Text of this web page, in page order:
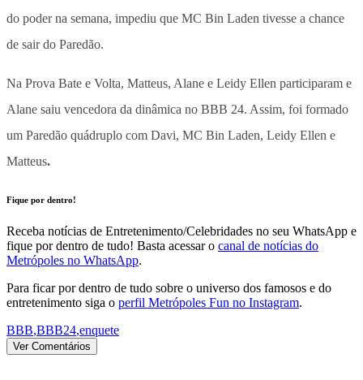
do poder na semana, impediu que MC Bin Laden tivesse a chance
de sair do Paredão.
Na Prova Bate e Volta, Matteus, Alane e Leidy Ellen participaram e
Alane saiu vencedora da dinâmica no BBB 24. Assim, foi formado
um Paredão quádruplo com Davi, MC Bin Laden, Leidy Ellen e
Matteus.
Fique por dentro!
Receba notícias de Entretenimento/Celebridades no seu WhatsApp e
fique por dentro de tudo! Basta acessar o canal de notícias do
Metrópoles no WhatsApp.
Para ficar por dentro de tudo sobre o universo dos famosos e do
entretenimento siga o perfil Metrópoles Fun no Instagram.
BBB,BBB24,enquete
Ver Comentários